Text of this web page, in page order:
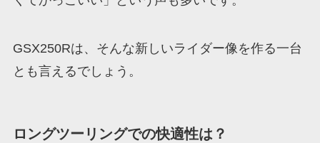
GSX250Rは、そんな新しいライダー像を作る一台
とも言えるでしょう。
ロングツーリングでの快適性は？